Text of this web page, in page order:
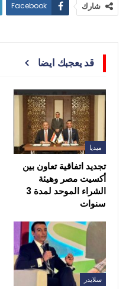
شارك Facebook
قد يعجبك ايضا
ميديا
تجديد اتفاقية تعاون بين
أكسيت مصر وهيئة
الشراء الموحد لمدة 3
سنوات
سلايدر